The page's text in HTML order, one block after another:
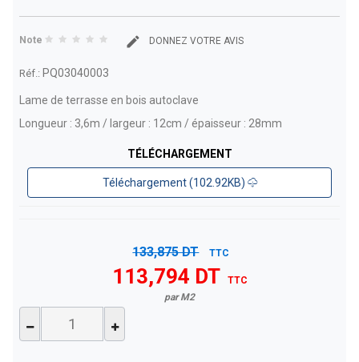
Note DONNEZ VOTRE AVIS
Réf.: PQ03040003
Lame de terrasse en bois autoclave
Longueur : 3,6m / largeur : 12cm / épaisseur : 28mm
TÉLÉCHARGEMENT
Téléchargement (102.92KB)
133,875 DT TTC
113,794 DT
TTC
par M2